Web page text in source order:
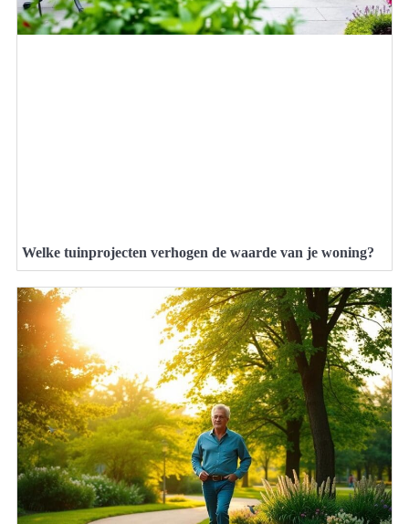
Welke tuinprojecten verhogen de waarde van je woning?